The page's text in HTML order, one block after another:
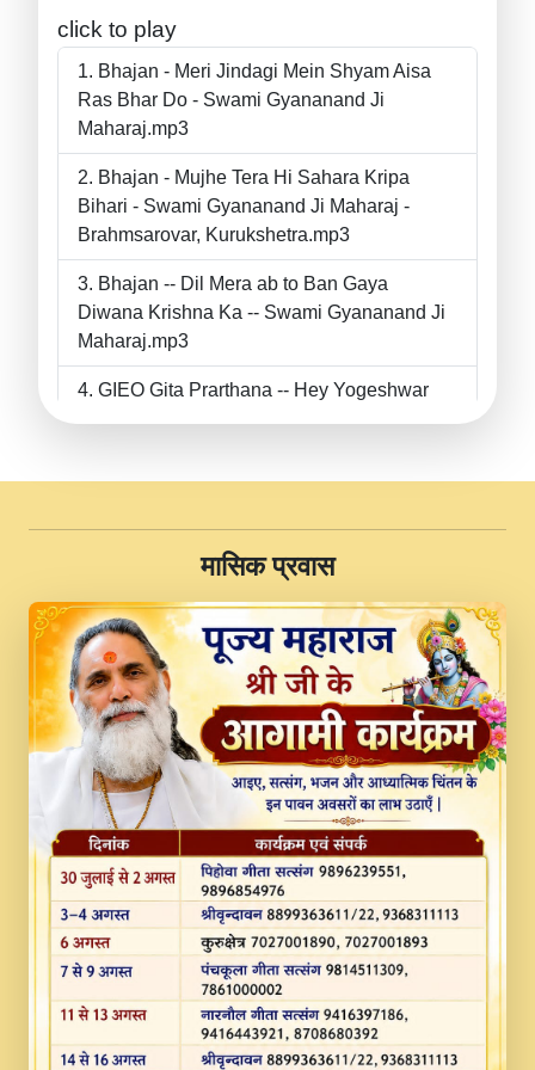
click to play
Bhajan - Meri Jindagi Mein Shyam Aisa
Ras Bhar Do - Swami Gyananand Ji
Maharaj.mp3
Bhajan - Mujhe Tera Hi Sahara Kripa
Bihari - Swami Gyananand Ji Maharaj -
Brahmsarovar, Kurukshetra.mp3
Bhajan -- Dil Mera ab to Ban Gaya
Diwana Krishna Ka -- Swami Gyananand Ji
Maharaj.mp3
GIEO Gita Prarthana -- Hey Yogeshwar
II Swami Gyananand Ji Maharaj.mp3
JINU SATGURU AAP BULAVE by Rasik
Pawan ji 20-11-19 Sankirtan At VEER JI
PRABHU KUTEER CHANNEL.mp3
Kina Sohna Tera Bhawan Sajaya Mata
Vaishno Devi Aarti Mata Rani Bhajan By
Lakhwinder Wadali Ji.mp3
MERE MANN VICH KANTH KALER
NEW PUNAJBI DEVOTIONAL SONG 2017
FULL VIDEO HD.mp3
Na To Roop Hai Bindu Ji Maharaj Pad - A
Divine Bhajan by Shri Indresh Ji
#BhaktiPath.mp3
Radha Rani Ki Kirpa Best Devotional
Song By Chitra Vichitra.mp3
​मासिक प्रवास